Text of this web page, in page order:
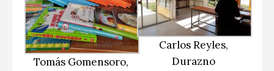
Tomás Gomensoro,
Carlos Reyles,
Durazno